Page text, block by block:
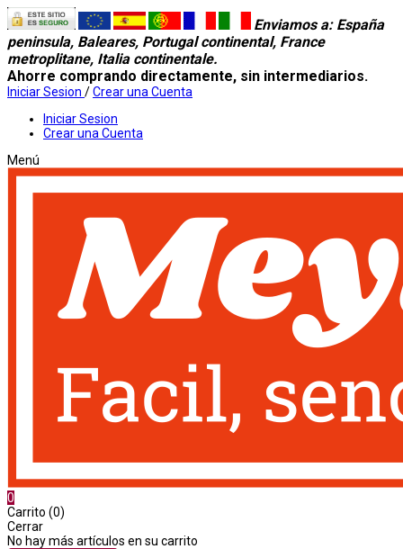
Enviamos a: España
peninsula, Baleares, Portugal continental, France
metroplitane, Italia continentale.
Ahorre comprando directamente, sin intermediarios.
Iniciar Sesion /Crear una Cuenta
Iniciar Sesion
Crear una Cuenta
Menú
0
Carrito (0)
Cerrar
No hay más artículos en su carrito